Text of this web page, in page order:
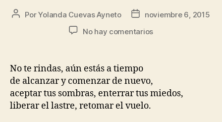
PorYolanda Cuevas Ayneto
noviembre 6, 2015
No hay comentarios
No te rindas, aún estás a tiempo
de alcanzar y comenzar de nuevo,
aceptar tus sombras, enterrar tus miedos,
liberar el lastre, retomar el vuelo.